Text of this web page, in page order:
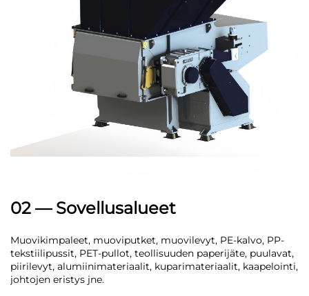
02 — Sovellusalueet
Muovikimpaleet, muoviputket, muovilevyt, PE-kalvo, PP-
tekstiilipussit, PET-pullot, teollisuuden paperijäte, puulavat,
piirilevyt, alumiinimateriaalit, kuparimateriaalit, kaapelointi,
johtojen eristys jne.